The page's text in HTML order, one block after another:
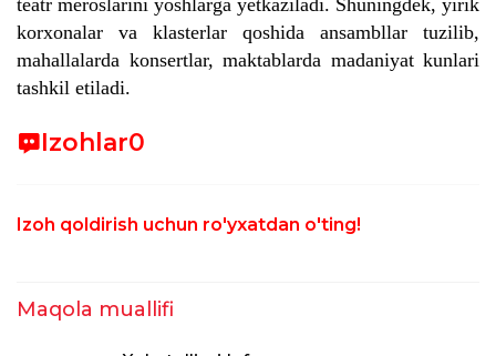
korxonalar va klasterlar qoshida ansambllar tuzilib,
mahallalarda konsertlar, maktablarda madaniyat kunlari
tashkil etiladi.
Izohlar0
Izoh qoldirish uchun ro'yxatdan o'ting!
Maqola muallifi